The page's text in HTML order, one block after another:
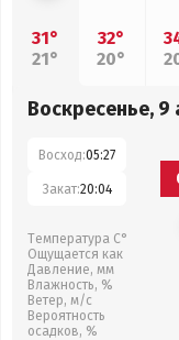
31°
21°
32°
20°
Воскресенье, 9
Восход:05:27
Закат:20:04
Температура С°
Ощущается как
Давление, мм
Влажность, %
Ветер, м/с
Вероятность
осадков, %